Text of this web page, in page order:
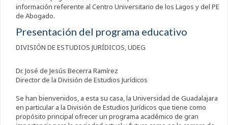
información referente al Centro Universitario de los Lagos y del PE
de Abogado.
Presentación del programa educativo
DIVISIÓN DE ESTUDIOS JURÍDICOS, UDEG
Dr. José de Jesús Becerra Ramírez
Director de la División de Estudios Jurídicos
Se han bienvenidos, a esta su casa, la Universidad de Guadalajara
en particular a la División de Estudios Jurídicos que tiene como
propósito principal ofrecer un programa académico de gran